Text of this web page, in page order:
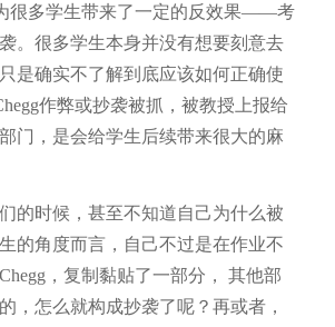
很多学生带来了一定的反效果——考
。很多学生本身并没有想要刻意去
是确实不了解到底应该如何正确使
作弊或抄袭被抓，被教授上报给
门，是会给学生后续带来很大的麻
的时候，甚至不知道自己为什么被
的角度而言，自己不过是在作业不
，复制黏贴了一部分， 其他部
，怎么就构成抄袭了呢？再或者，